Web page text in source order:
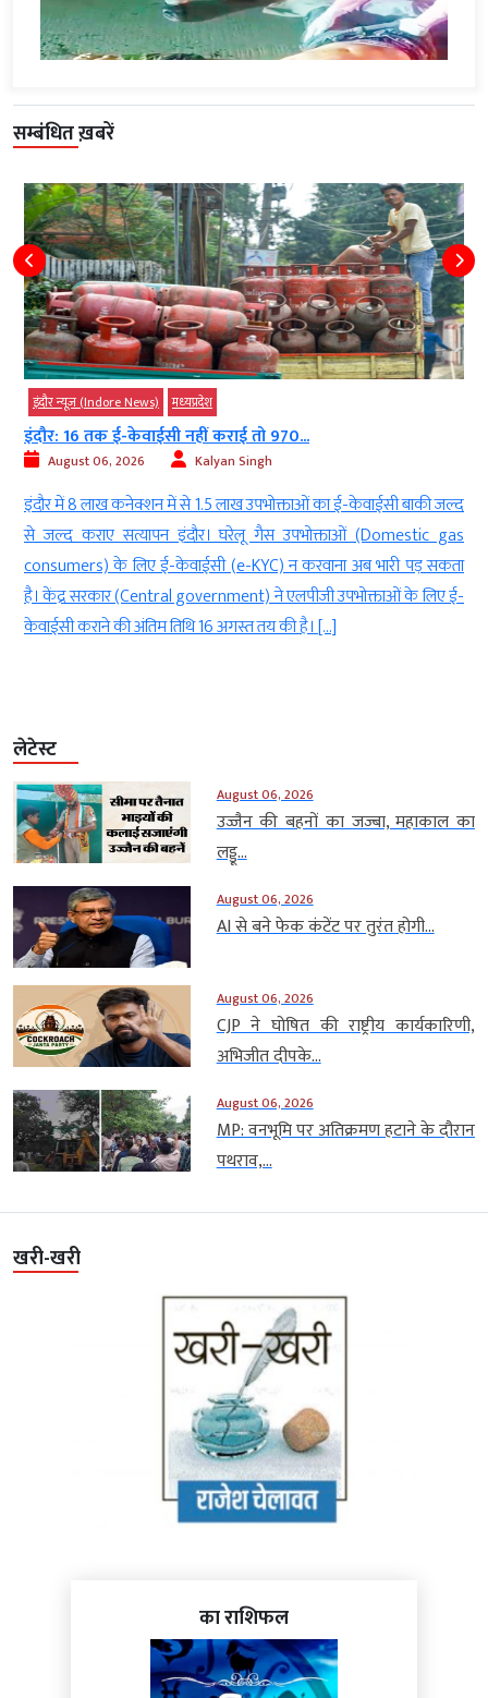
सम्बंधित ख़बरें
इंदौर न्यूज़ (Indore News) मध्‍यप्रदेश
इंदौर: 16 तक ई-केवाईसी नहीं कराई तो 970...
August 06, 2026 Kalyan Singh
इंदौर में 8 लाख कनेक्शन में से 1.5 लाख उपभोक्ताओं का ई-केवाईसी बाकी जल्द
से जल्द कराए सत्यापन इंदौर। घरेलू गैस उपभोक्ताओं (Domestic gas
consumers) के लिए ई-केवाईसी (e-KYC) न करवाना अब भारी पड़ सकता
है। केंद्र सरकार (Central government) ने एलपीजी उपभोक्ताओं के लिए ई-
केवाईसी कराने की अंतिम तिथि 16 अगस्त तय की है। […]
लेटेस्ट
August 06, 2026
उज्जैन की बहनों का जज्बा, महाकाल का
लड्डू...
August 06, 2026
AI से बने फेक कंटेंट पर तुरंत होगी...
August 06, 2026
CJP ने घोषित की राष्ट्रीय कार्यकारिणी,
अभिजीत दीपके...
August 06, 2026
MP: वनभूमि पर अतिक्रमण हटाने के दौरान
पथराव,...
खरी-खरी
का राशिफल